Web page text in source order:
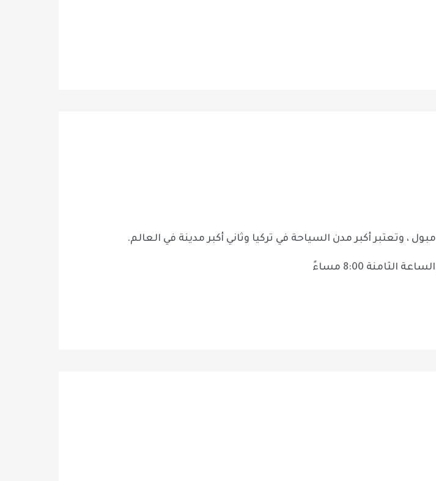
وتعتبر أكبر مدن السياحة في تركيا وثاني أكبر مدينة في العالم.